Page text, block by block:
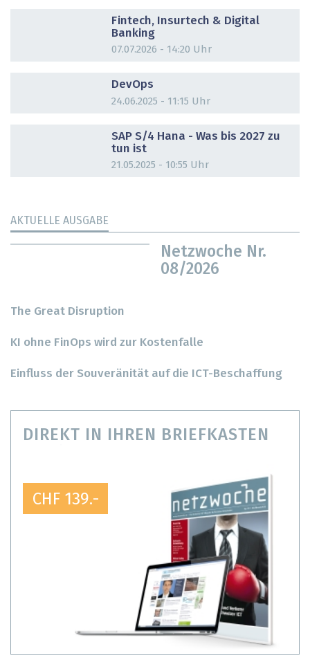
Fintech, Insurtech & Digital
Banking
07.07.2026 - 14:20 Uhr
DevOps
24.06.2025 - 11:15 Uhr
SAP S/4 Hana - Was bis 2027 zu
tun ist
21.05.2025 - 10:55 Uhr
AKTUELLE AUSGABE
Netzwoche Nr.
08/2026
The Great Disruption
KI ohne FinOps wird zur Kostenfalle
Einfluss der Souveränität auf die ICT-Beschaffung
DIREKT IN IHREN BRIEFKASTEN
CHF 139.-